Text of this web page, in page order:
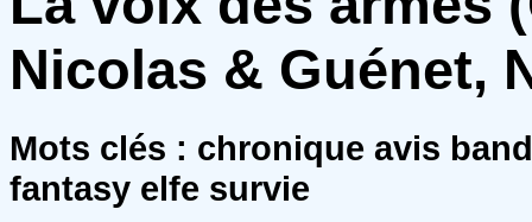
Nicolas & Guénet,
Mots clés : chronique avis
fantasy elfe survie